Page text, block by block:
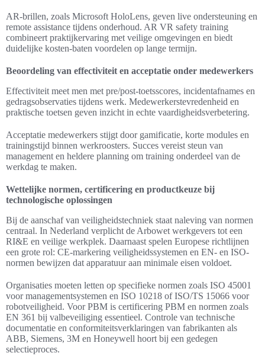
AR-brillen, zoals Microsoft HoloLens, geven live ondersteuning en
remote assistance tijdens onderhoud. AR VR safety training
combineert praktijkervaring met veilige omgevingen en biedt
duidelijke kosten-baten voordelen op lange termijn.
Beoordeling van effectiviteit en acceptatie onder medewerkers
Effectiviteit meet men met pre/post-toetsscores, incidentafnames en
gedragsobservaties tijdens werk. Medewerkerstevredenheid en
praktische toetsen geven inzicht in echte vaardigheidsverbetering.
Acceptatie medewerkers stijgt door gamificatie, korte modules en
trainingstijd binnen werkroosters. Succes vereist steun van
management en heldere planning om training onderdeel van de
werkdag te maken.
Wettelijke normen, certificering en productkeuze bij
technologische oplossingen
Bij de aanschaf van veiligheidstechniek staat naleving van normen
centraal. In Nederland verplicht de Arbowet werkgevers tot een
RI&E en veilige werkplek. Daarnaast spelen Europese richtlijnen
een grote rol: CE-markering veiligheidssystemen en EN- en ISO-
normen bewijzen dat apparatuur aan minimale eisen voldoet.
Organisaties moeten letten op specifieke normen zoals ISO 45001
voor managementsystemen en ISO 10218 of ISO/TS 15066 voor
robotveiligheid. Voor PBM is certificering PBM en normen zoals
EN 361 bij valbeveiliging essentieel. Controle van technische
documentatie en conformiteitsverklaringen van fabrikanten als
ABB, Siemens, 3M en Honeywell hoort bij een gedegen
selectieproces.